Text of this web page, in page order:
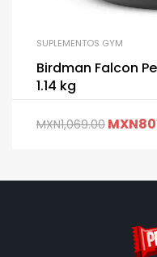
SUPLEMENTOS GYM
Birdman Falcon
1.14 kg
MXN1,069.00 MXN